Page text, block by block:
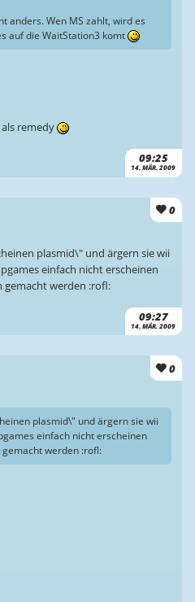
09:25
14. MÄR. 2009
anders. Wen MS zahlt, wird es
auf die WaitStation3 komt
remedy
0
09:27
14. MÄR. 2009
plasmid\" und ärgern sie wii
einfach nicht erscheinen
gemacht werden :rofl:
0
plasmid\" und ärgern sie wii
einfach nicht erscheinen
werden :rofl: